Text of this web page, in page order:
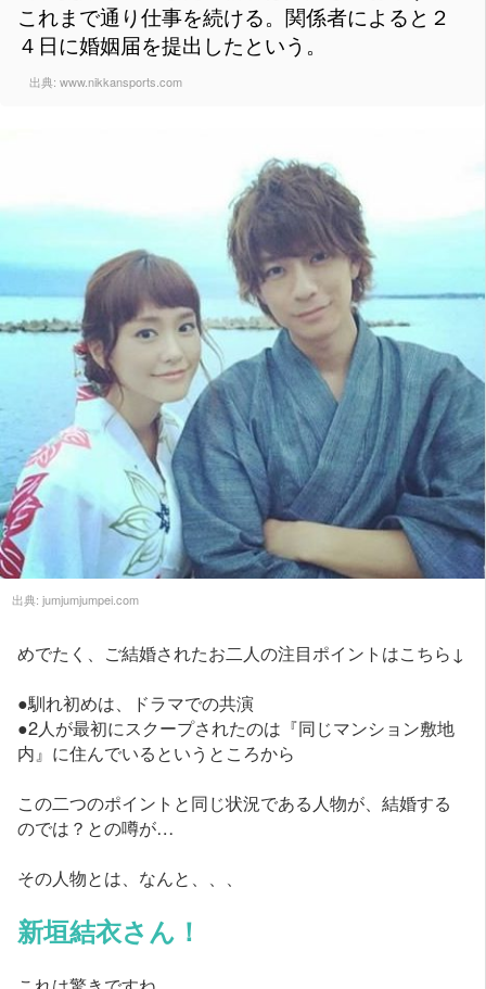
これまで通り仕事を続ける。関係者によると２
４日に婚姻届を提出したという。
出典: www.nikkansports.com
出典: jumjumjumpei.com
めでたく、ご結婚されたお二人の注目ポイントはこちら↓
●馴れ初めは、ドラマでの共演
●2人が最初にスクープされたのは『同じマンション敷地
内』に住んでいるというところから
この二つのポイントと同じ状況である人物が、結婚する
のでは？との噂が…
その人物とは、なんと、、、
新垣結衣さん！